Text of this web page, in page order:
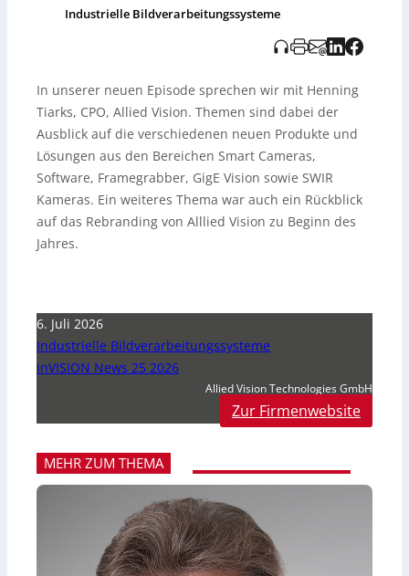
Industrielle Bildverarbeitungssysteme
In unserer neuen Episode sprechen wir mit Henning
Tiarks, CPO, Allied Vision. Themen sind dabei der
Ausblick auf die verschiedenen neuen Produkte und
Lösungen aus den Bereichen Smart Cameras,
Software, Framegrabber, GigE Vision sowie SWIR
Kameras. Ein weiteres Thema war auch ein Rückblick
auf das Rebranding von Alllied Vision zu Beginn des
Jahres.
6. Juli 2026
Industrielle Bildverarbeitungssysteme
inVISION News 25 2026
Allied Vision Technologies GmbH
Zur Firmenwebsite
MEHR ZUM THEMA